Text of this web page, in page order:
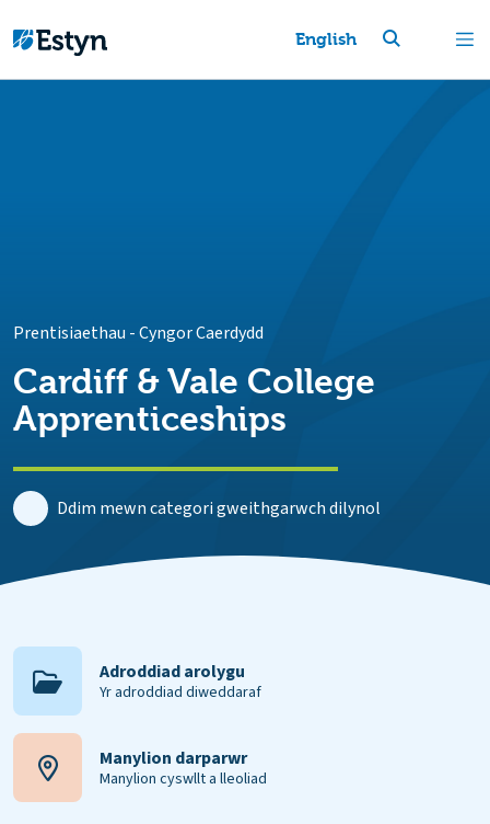
English
Prentisiaethau -Cyngor Caerdydd
Cardiff & Vale College
Apprenticeships
Ddim mewn categori gweithgarwch dilynol
Adroddiad arolygu
Yr adroddiad diweddaraf
Manylion darparwr
Manylion cyswllt a lleoliad